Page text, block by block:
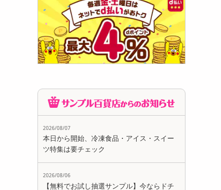
2026/08/07
本日から開始、冷凍食品・アイス・スイー
ツ特集は要チェック
2026/08/06
【無料でお試し抽選サンプル】今ならドチ